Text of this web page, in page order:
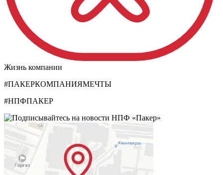
Жизнь компании
#ПАКЕРКОМПАНИЯМЕЧТЫ
#НПФПАКЕР